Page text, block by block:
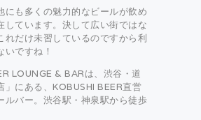
にも多くの魅力的なビールが飲め
しています。決して広い街ではな
れだけ未習しているのですから利
いですね！
LOUNGE & BARは、渋谷・道
」にある、KOBUSHI BEER直営
ルバー。渋谷駅・神泉駅から徒歩